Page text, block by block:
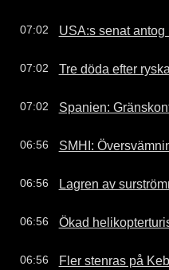
07:02 USA:s senat
07:02 Tre döda efter
07:02 Spanien:
06:56 SMHI:
06:56 Lagren av
06:56 Ökad
06:56 Fler stenras på